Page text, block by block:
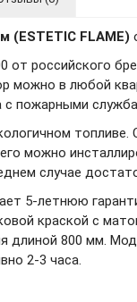
(ESTETIC FLAME)
от российского
можно в любой
с пожарными
топливе.
можно
случае
5-летнюю
краской с
длиной 800 мм.
2-3 часа.